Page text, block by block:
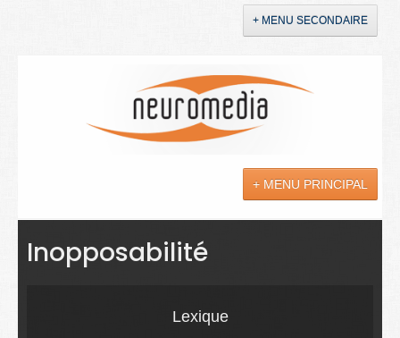
+ MENU SECONDAIRE
+ MENU PRINCIPAL
Actualités
Inopposabilité
Lexique